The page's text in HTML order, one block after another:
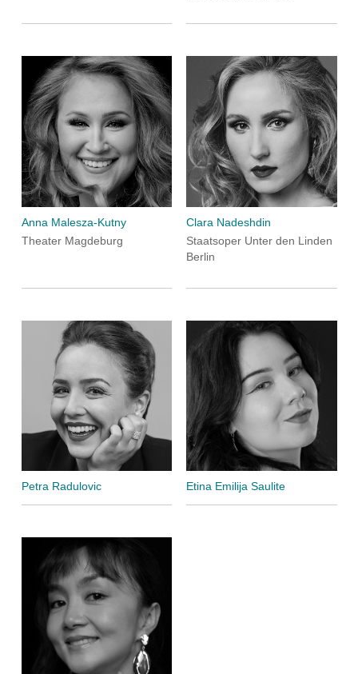
Anna Malesza-Kutny
Theater Magdeburg
Clara Nadeshdin
Staatsoper Unter den Linden
Berlin
Petra Radulovic Etina Emilija Saulite